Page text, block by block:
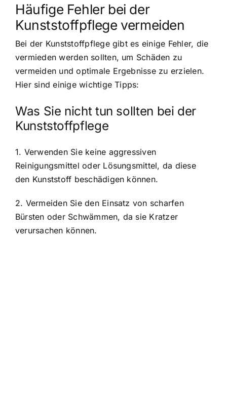
Häufige Fehler bei der
Kunststoffpflege vermeiden
Bei der Kunststoffpflege gibt es einige Fehler, die
vermieden werden sollten, um Schäden zu
vermeiden und optimale Ergebnisse zu erzielen.
Hier sind einige wichtige Tipps:
Was Sie nicht tun sollten bei der
Kunststoffpflege
1. Verwenden Sie keine aggressiven
Reinigungsmittel oder Lösungsmittel, da diese
den Kunststoff beschädigen können.
2. Vermeiden Sie den Einsatz von scharfen
Bürsten oder Schwämmen, da sie Kratzer
verursachen können.